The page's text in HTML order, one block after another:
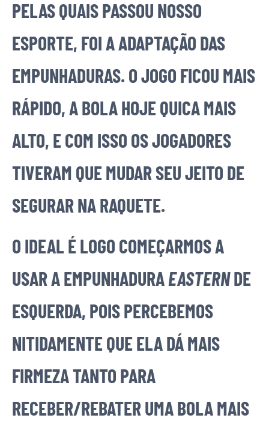
PELAS QUAIS PASSOU NOSSO
ESPORTE, FOI A ADAPTAÇÃO DAS
EMPUNHADURAS. O JOGO FICOU MAIS
RÁPIDO, A BOLA HOJE QUICA MAIS
ALTO, E COM ISSO OS JOGADORES
TIVERAM QUE MUDAR SEU JEITO DE
SEGURAR NA RAQUETE.
O IDEAL É LOGO COMEÇARMOS A
USAR A EMPUNHADURAEASTERNDE
ESQUERDA, POIS PERCEBEMOS
NITIDAMENTE QUE ELA DÁ MAIS
FIRMEZA TANTO PARA
RECEBER/REBATER UMA BOLA MAIS